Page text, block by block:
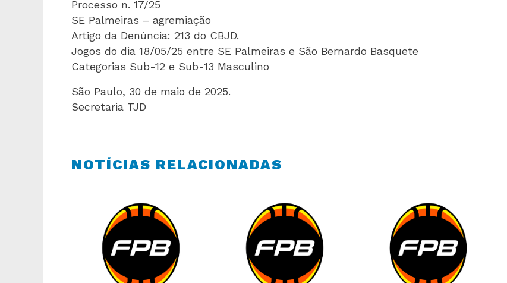
Processo n. 17/25
SE Palmeiras – agremiação
Artigo da Denúncia: 213 do CBJD.
Jogos do dia 18/05/25 entre SE Palmeiras e São Bernardo Basquete
Categorias Sub-12 e Sub-13 Masculino
São Paulo, 30 de maio de 2025.
Secretaria TJD
NOTÍCIAS RELACIONADAS